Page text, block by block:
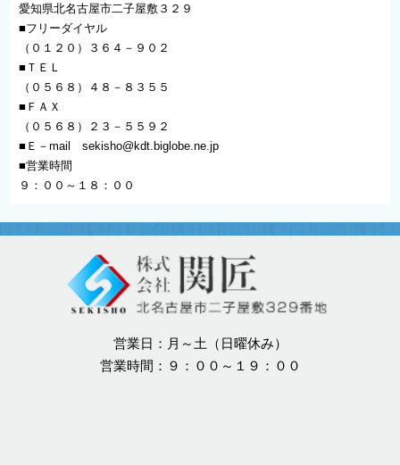
愛知県北名古屋市二子屋敷３２９
■フリーダイヤル
（０１２０）３６４－９０２
■ＴＥＬ
（０５６８）４８－８３５５
■ＦＡＸ
（０５６８）２３－５５９２
■Ｅ－mailsekisho@kdt.biglobe.ne.jp
■営業時間
９：００～１８：００
営業日：月～土（日曜休み）
営業時間：９：００～１９：００